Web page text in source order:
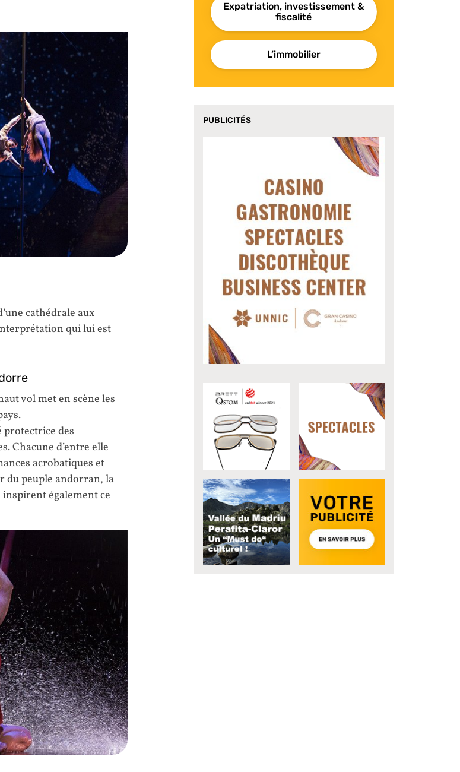
cathédrale aux
qui lui est
vol met en scène les
des
Chacune d’entre elle
acrobatiques et
du peuple andorran, la
également ce
Expatriation, investissement &
fiscalité
L’immobilier
PUBLICITÉS